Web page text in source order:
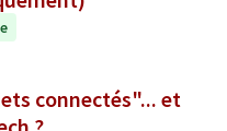
connectés"... et